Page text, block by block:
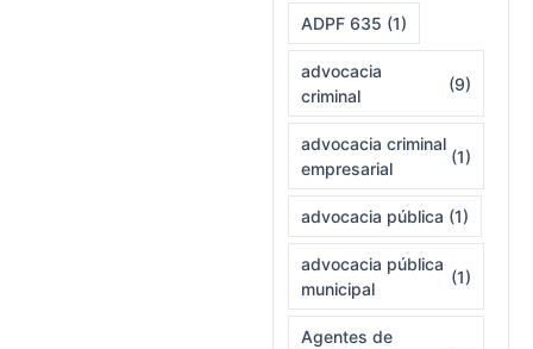
ADPF 635 (1)
advocacia
criminal
(9)
advocacia criminal
empresarial
(1)
advocacia pública (1)
advocacia pública
municipal
(1)
Agentes de